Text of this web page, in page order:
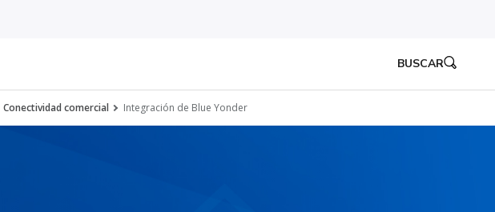
BUSCAR
Conectividad comercial Integración de Blue Yonder